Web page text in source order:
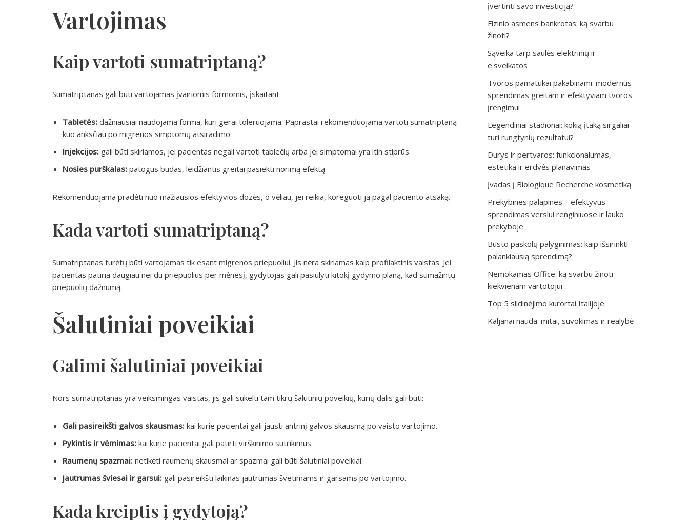
Vartojimas
Kaip vartoti sumatriptaną?
Sumatriptanas gali būti vartojamas įvairiomis formomis, įskaitant:
Tabletės: dažniausiai naudojama forma, kuri gerai toleruojama. Paprastai rekomenduojama vartoti sumatriptaną
kuo anksčiau po migrenos simptomų atsiradimo.
Injekcijos: gali būti skiriamos, jei pacientas negali vartoti tablečių arba jei simptomai yra itin stiprūs.
Nosies purškalas: patogus būdas, leidžiantis greitai pasiekti norimą efektą.
Rekomenduojama pradėti nuo mažiausios efektyvios dozės, o vėliau, jei reikia, koreguoti ją pagal paciento atsaką.
Kada vartoti sumatriptaną?
Sumatriptanas turėtų būti vartojamas tik esant migrenos priepuoliui. Jis nėra skiriamas kaip profilaktinis vaistas. Jei
pacientas patiria daugiau nei du priepuolius per mėnesį, gydytojas gali pasiūlyti kitokį gydymo planą, kad sumažintų
priepuolių dažnumą.
Šalutiniai poveikiai
Galimi šalutiniai poveikiai
Nors sumatriptanas yra veiksmingas vaistas, jis gali sukelti tam tikrų šalutinių poveikių, kurių dalis gali būti:
Gali pasireikšti galvos skausmas: kai kurie pacientai gali jausti antrinį galvos skausmą po vaisto vartojimo.
Pykintis ir vėmimas: kai kurie pacientai gali patirti virškinimo sutrikimus.
Raumenų spazmai: netikėti raumenų skausmai ar spazmai gali būti šalutiniai poveikiai.
Jautrumas šviesai ir garsui: gali pasireikšti laikinas jautrumas švetimams ir garsams po vartojimo.
Kada kreiptis į gydytoją?
įvertinti savo investiciją?
Fizinio asmens bankrotas: ką svarbu
žinoti?
Sąveika tarp saulės elektrinių ir
e.sveikatos
Tvoros pamatukai pakabinami: modernus
sprendimas greitam ir efektyviam tvoros
įrengimui
Legendiniai stadionai: kokią įtaką sirgaliai
turi rungtynių rezultatui?
Durys ir pertvaros: funkcionalumas,
estetika ir erdvės planavimas
Įvadas į Biologique Recherche kosmetiką
Prekybines palapines – efektyvus
sprendimas verslui renginiuose ir lauko
prekyboje
Būsto paskolų palyginimas: kaip išsirinkti
palankiausią sprendimą?
Nemokamas Office: ką svarbu žinoti
kiekvienam vartotojui
Top 5 slidinėjimo kurortai Italijoje
Kaljanai nauda: mitai, suvokimas ir realybė